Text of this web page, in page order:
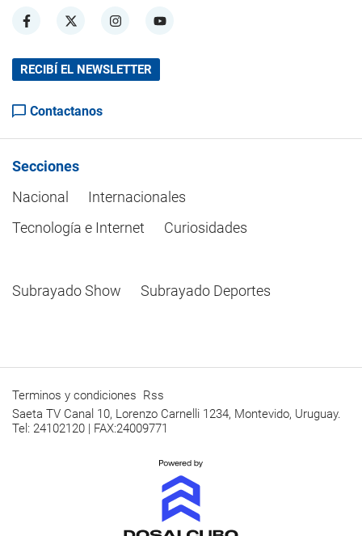
RECIBÍ EL NEWSLETTER
Contactanos
Secciones
Nacional
Internacionales
Tecnología e Internet
Curiosidades
Subrayado Show Subrayado Deportes
Terminos y condiciones Rss
Saeta TV Canal 10, Lorenzo Carnelli 1234, Montevido, Uruguay.
Tel: 24102120 | FAX:24009771